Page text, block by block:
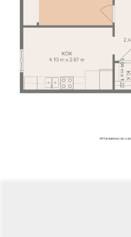
boendestandard.
elförbrukning
Kontakta ansvarig
visning och ta
centralt belägna